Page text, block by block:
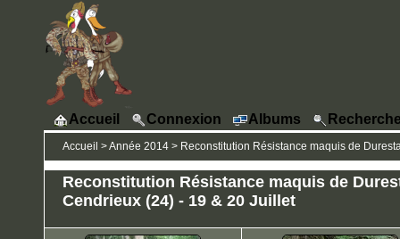
Accueil Connexion Albums
Accueil >Année 2014 > Reconstitution Résistance maquis de
Reconstitution Résistance maquis de
Cendrieux (24) - 19 & 20 Juillet